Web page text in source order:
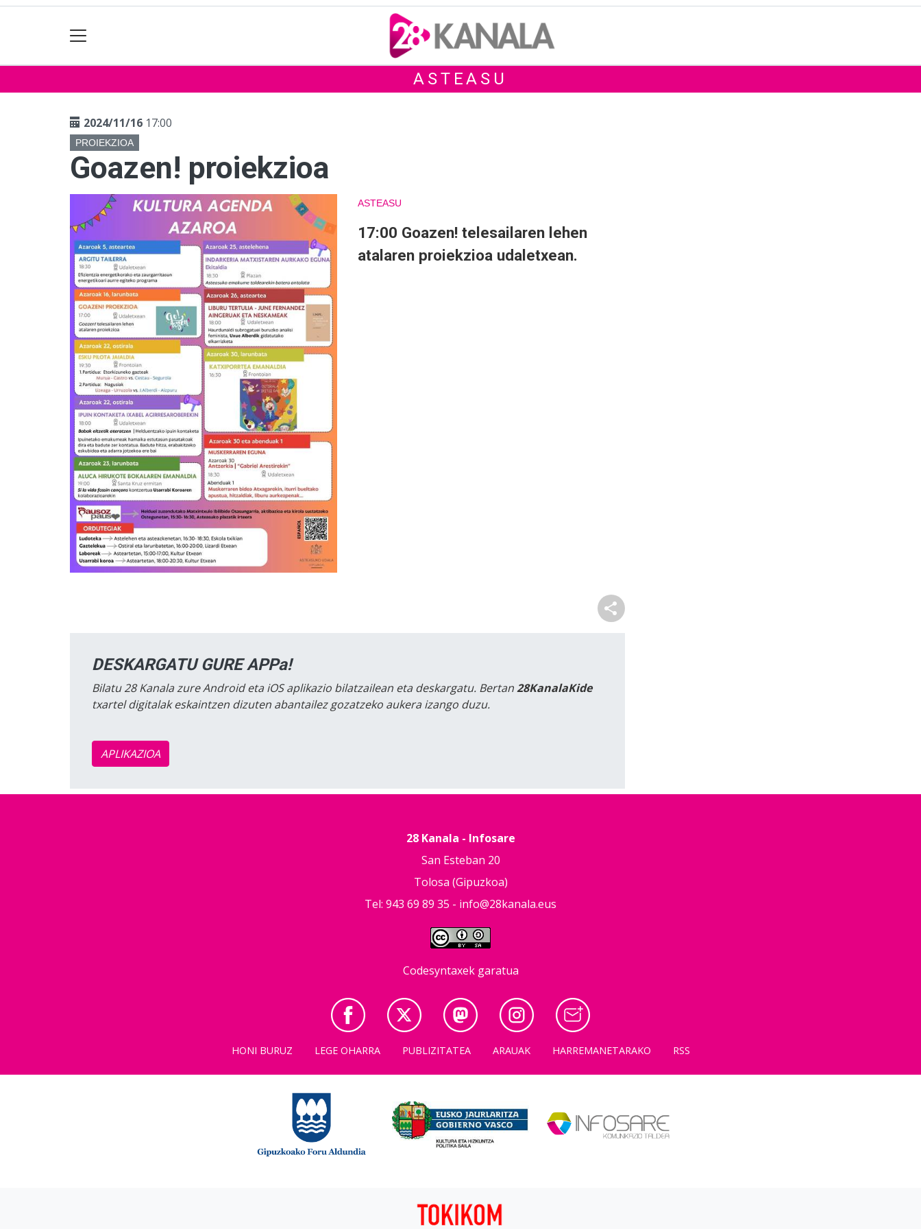
ASTEASU
2024/11/16 17:00
PROIEKZIOA
Goazen! proiekzioa
ASTEASU
17:00 Goazen! telesailaren lehen
atalaren proiekzioa udaletxean.
DESKARGATU GURE APPa!
Bilatu 28 Kanala zure Android eta iOS aplikazio bilatzailean eta deskargatu. Bertan28KanalaKide
txartel digitalak eskaintzen dizuten abantailez gozatzeko aukera izango duzu.
APLIKAZIOA
28 Kanala - Infosare
San Esteban 20
Tolosa (Gipuzkoa)
Tel: 943 69 89 35 - info@28kanala.eus
Codesyntaxek garatua
HONI BURUZ LEGE OHARRA PUBLIZITATEA ARAUAK HARREMANETARAKO RSS